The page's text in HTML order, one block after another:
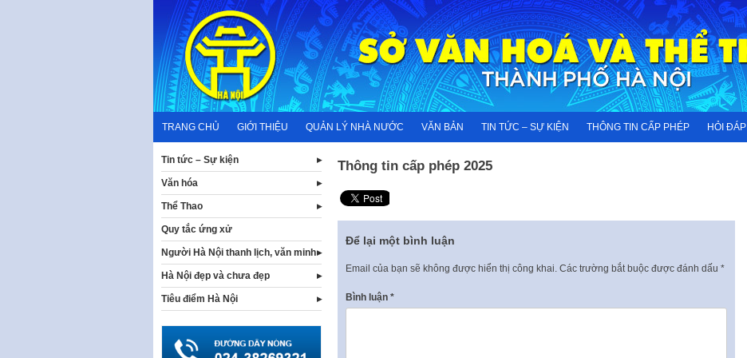
content
TRANG CHỦ GIỚI THIỆU QUẢN LÝ NHÀ NƯỚC VĂN BẢN TIN TỨC – SỰ KIỆN THÔNG TIN CẤP PHÉP HỎI ĐÁP
Thông tin cấp phép 2025
Để lại một bình luận
Email của bạn sẽ không được hiển thị công khai. Các trường bắt buộc được đánh dấu *
Bình luận *
Tin tức – Sự kiện
Văn hóa
Thể Thao
Quy tắc ứng xử
Người Hà Nội thanh lịch, văn minh
Hà Nội đẹp và chưa đẹp
Tiêu điểm Hà Nội